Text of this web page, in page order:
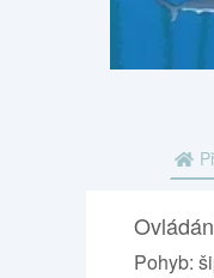
Pohyb: